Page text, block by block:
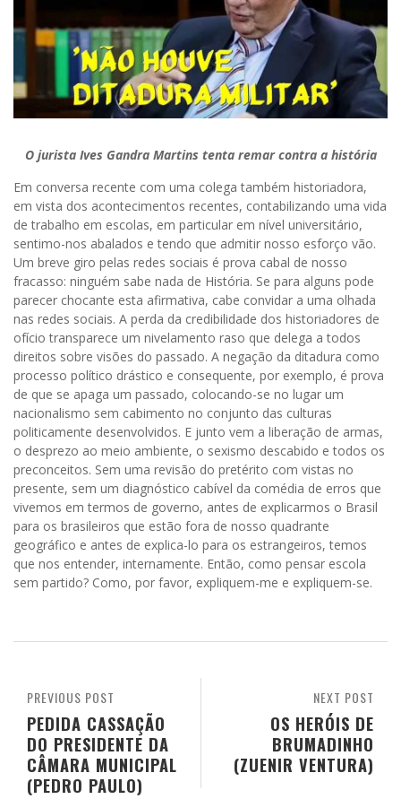
O jurista Ives Gandra Martins tenta remar contra a história
Em conversa recente com uma colega também historiadora,
em vista dos acontecimentos recentes, contabilizando uma vida
de trabalho em escolas, em particular em nível universitário,
sentimo-nos abalados e tendo que admitir nosso esforço vão.
Um breve giro pelas redes sociais é prova cabal de nosso
fracasso: ninguém sabe nada de História. Se para alguns pode
parecer chocante esta afirmativa, cabe convidar a uma olhada
nas redes sociais. A perda da credibilidade dos historiadores de
ofício transparece um nivelamento raso que delega a todos
direitos sobre visões do passado. A negação da ditadura como
processo político drástico e consequente, por exemplo, é prova
de que se apaga um passado, colocando-se no lugar um
nacionalismo sem cabimento no conjunto das culturas
politicamente desenvolvidos. E junto vem a liberação de armas,
o desprezo ao meio ambiente, o sexismo descabido e todos os
preconceitos. Sem uma revisão do pretérito com vistas no
presente, sem um diagnóstico cabível da comédia de erros que
vivemos em termos de governo, antes de explicarmos o Brasil
para os brasileiros que estão fora de nosso quadrante
geográfico e antes de explica-lo para os estrangeiros, temos
que nos entender, internamente. Então, como pensar escola
sem partido? Como, por favor, expliquem-me e expliquem-se.
NEXT POST
OS HERÓIS DE
BRUMADINHO
(ZUENIR VENTURA)
PREVIOUS POST
PEDIDA CASSAÇÃO
DO PRESIDENTE DA
CÂMARA MUNICIPAL
(PEDRO PAULO)